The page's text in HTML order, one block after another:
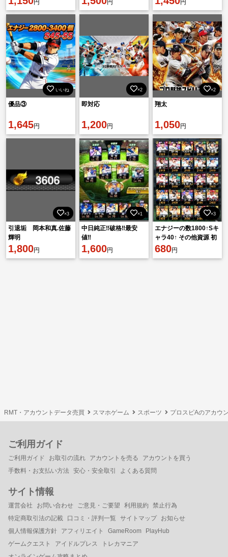
円 円 円
いいね
優品③
1,645円
×2
即対応
1,200円
×2
翔太
1,050円
×3
引退垢 岡本和真.佐藤
輝明
1,800円
×1
中日純正‼️破格‼️最安
値‼️
1,600円
×3
エナジーの数1800↑Sキ
ャラ40↑ その他資源 初
期アカウント リセマラ
680円
RMT・アカウントデータ売買 スマホゲーム スポーツ プロスピAのアカウ
ご利用ガイド
ご利用ガイド お取引の流れ アカウントを売る
アカウントを買う
手数料・お支払い方法 安心・安全取引 よくある質問
サイト情報
運営会社 お問い合わせ ご意見・ご要望 利用規約
禁止行為
特定商取引法の記載
口コミ・評判一覧 サイトマップ
お知らせ
個人情報保護方針
アフィリエイト GameRoom
PlayHub
ゲームクエスト
アイドルプレス
トレカマニア